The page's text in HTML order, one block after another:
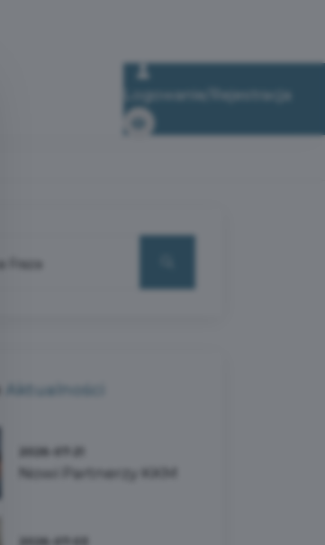
Logowanie/Rejestracja
Aktualności
2026-07-21
Nowi Partnerzy KKM
2026-07-03